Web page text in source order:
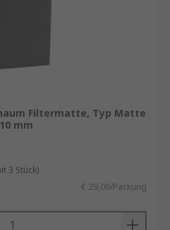
Filtermatte, Typ Matte
mm
3 Stück)
€ 29,06/Packung